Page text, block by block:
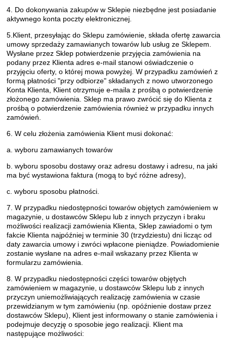
4. Do dokonywania zakupów w Sklepie niezbędne jest posiadanie
aktywnego konta poczty elektronicznej.
5.Klient, przesyłając do Sklepu zamówienie, składa ofertę zawarcia
umowy sprzedaży zamawianych towarów lub usług ze Sklepem.
Wysłane przez Sklep potwierdzenie przyjęcia zamówienia na
podany przez Klienta adres e-mail stanowi oświadczenie o
przyjęciu oferty, o której mowa powyżej. W przypadku zamówień z
formą płatności "przy odbiorze" składanych z nowo utworzonego
Konta Klienta, Klient otrzymuje e-maila z prośbą o potwierdzenie
złożonego zamówienia. Sklep ma prawo zwrócić się do Klienta z
prośbą o potwierdzenie zamówienia również w przypadku innych
zamówień.
6. W celu złożenia zamówienia Klient musi dokonać:
a. wyboru zamawianych towarów
b. wyboru sposobu dostawy oraz adresu dostawy i adresu, na jaki
ma być wystawiona faktura (mogą to być różne adresy),
c. wyboru sposobu płatności.
7. W przypadku niedostępności towarów objętych zamówieniem w
magazynie, u dostawców Sklepu lub z innych przyczyn i braku
możliwości realizacji zamówienia Klienta, Sklep zawiadomi o tym
fakcie Klienta najpóźniej w terminie 30 (trzydziestu) dni licząc od
daty zawarcia umowy i zwróci wpłacone pieniądze. Powiadomienie
zostanie wysłane na adres e-mail wskazany przez Klienta w
formularzu zamówienia.
8. W przypadku niedostępności części towarów objętych
zamówieniem w magazynie, u dostawców Sklepu lub z innych
przyczyn uniemożliwiających realizację zamówienia w czasie
przewidzianym w tym zamówieniu (np. opóźnienie dostaw przez
dostawców Sklepu), Klient jest informowany o stanie zamówienia i
podejmuje decyzję o sposobie jego realizacji. Klient ma
następujące możliwości: